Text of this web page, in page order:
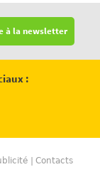
à la newsletter
:
Contacts